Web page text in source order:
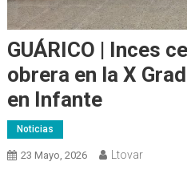
GUÁRICO | Inces
obrera en la X
en Infante
Noticias
23 Mayo, 2026 Ltovar